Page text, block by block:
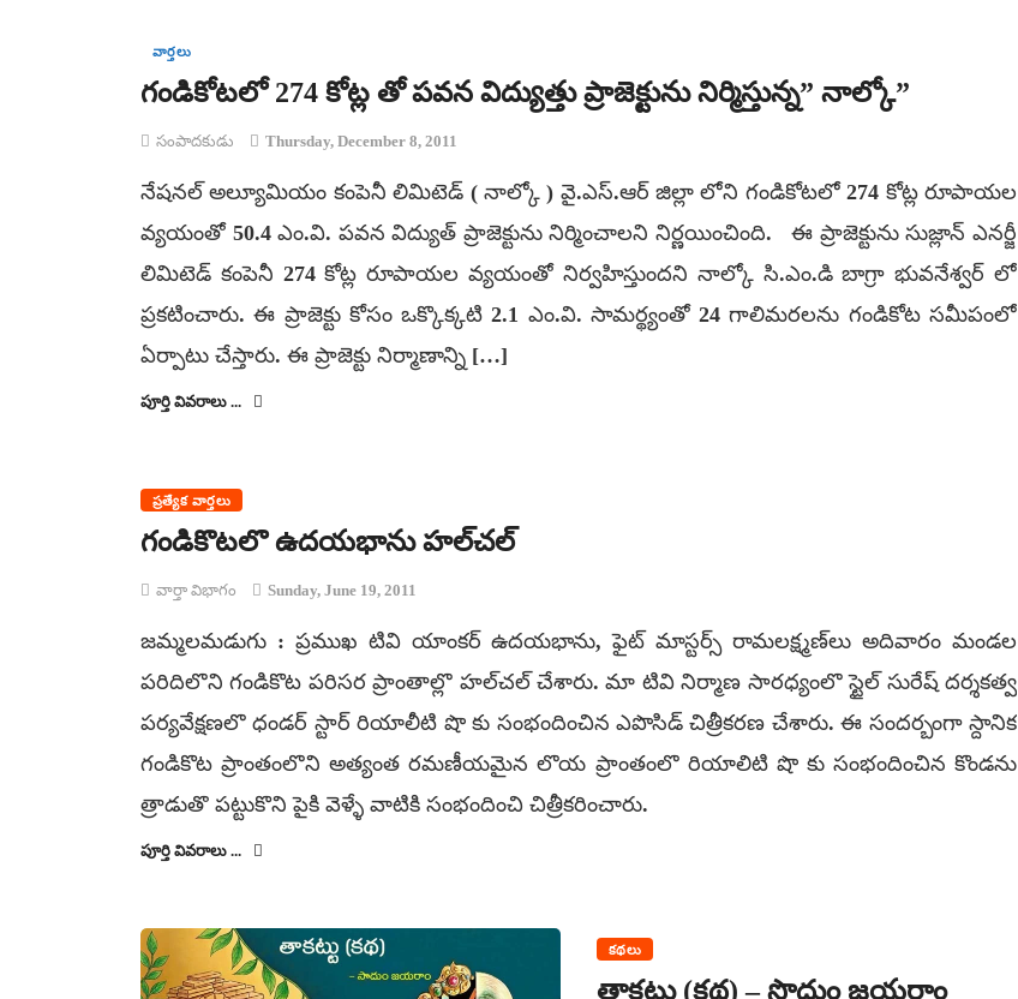
వార్తలు
గండికోటలో 274 కోట్ల తో పవన విద్యుత్తు ప్రాజెక్టును నిర్మిస్తున్న” నాల్కో”
సంపాదకుడు Thursday, December 8, 2011
నేషనల్ అల్యూమియం కంపెనీ లిమిటెడ్ ( నాల్కో ) వై.ఎస్.ఆర్ జిల్లా లోని గండికోటలో 274 కోట్ల రూపాయల
వ్యయంతో 50.4 ఎం.వి. పవన విద్యుత్ ప్రాజెక్టును నిర్మించాలని నిర్ణయించింది. ఈ ప్రాజెక్టును సుజ్లాన్ ఎనర్జీ
లిమిటెడ్ కంపెనీ 274 కోట్ల రూపాయల వ్యయంతో నిర్వహిస్తుందని నాల్కో సి.ఎం.డి బాగ్రా భువనేశ్వర్ లో
ప్రకటించారు. ఈ ప్రాజెక్టు కోసం ఒక్కొక్కటి 2.1 ఎం.వి. సామర్థ్యంతో 24 గాలిమరలను గండికోట సమీపంలో
ఏర్పాటు చేస్తారు. ఈ ప్రాజెక్టు నిర్మాణాన్ని […]
పూర్తి వివరాలు ...
ప్రత్యేక వార్తలు
గండికొటలొ ఉదయభాను హల్‌చల్‌
వార్తా విభాగం Sunday, June 19, 2011
జమ్మలమడుగు : ప్రముఖ టివి యాంకర్‌ ఉదయభాను, ఫైట్‌ మాస్టర్స్‌ రామలక్ష్మణ్‌లు అదివారం మండల
పరిదిలొని గండికొట పరిసర ప్రాంతాల్లొ హల్‌చల్‌ చేశారు. మా టివి నిర్మాణ సారధ్యంలొ స్టైల్‌ సురేష్‌ దర్శకత్వ
పర్యవేక్షణలొ ధండర్‌ స్టార్‌ రియాలీటి షొ కు సంభందించిన ఎపొసిడ్‌ చిత్రీకరణ చేశారు. ఈ సందర్బంగా స్దానిక
గండికొట ప్రాంతంలొని అత్యంత రమణీయమైన లొయ ప్రాంతంలొ రియాలిటి షొ కు సంభందించిన కొండను
త్రాడుతొ పట్టుకొని పైకి వెళ్ళే వాటికి సంభందించి చిత్రీకరించారు.
పూర్తి వివరాలు ...
కథలు
తాకట్టు (కథ) – సొదుం జయరాం